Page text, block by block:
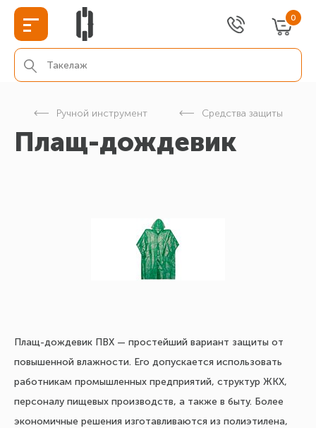
0
Ручной инструмент Средства защиты
Плащ-дождевик
Плащ-дождевик ПВХ — простейший вариант защиты от
повышенной влажности. Его допускается использовать
работникам промышленных предприятий, структур ЖКХ,
персоналу пищевых производств, а также в быту. Более
экономичные решения изготавливаются из полиэтилена,